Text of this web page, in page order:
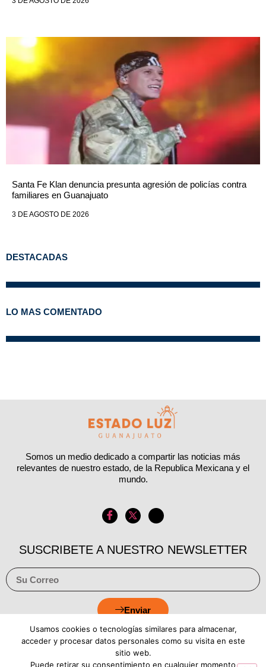
Santa Fe Klan denuncia presunta agresión de policías contra
familiares en Guanajuato
3 DE AGOSTO DE 2026
DESTACADAS
LO MAS COMENTADO
Somos un medio dedicado a compartir las noticias más
relevantes de nuestro estado, de la Republica Mexicana y el
mundo.
SUSCRIBETE A NUESTRO NEWSLETTER
Enviar
Usamos cookies o tecnologías similares para almacenar,
acceder y procesar datos personales como su visita en este
sitio web.
Puede retirar su consentimiento en cualquier momento